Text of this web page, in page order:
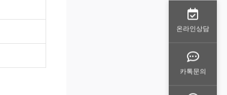
온라인상담
카톡문의